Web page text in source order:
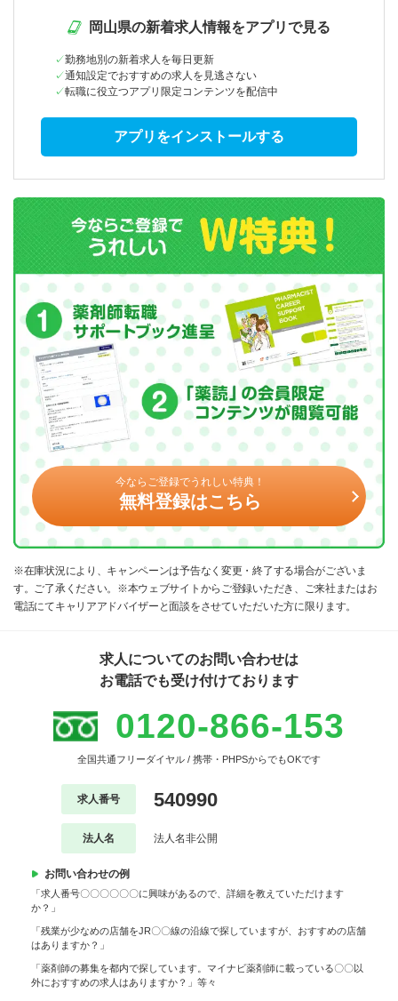
岡山県の新着求人情報をアプリで見る
勤務地別の新着求人を毎日更新
通知設定でおすすめの求人を見逃さない
転職に役立つアプリ限定コンテンツを配信中
アプリをインストールする
今ならご登録でうれしい特典！
無料登録はこちら
※在庫状況により、キャンペーンは予告なく変更・終了する場合がございま
す。ご了承ください。※本ウェブサイトからご登録いただき、ご来社またはお
電話にてキャリアアドバイザーと面談をさせていただいた方に限ります。
求人についてのお問い合わせは
お電話でも受け付けております
0120-866-153
全国共通フリーダイヤル / 携帯・PHPSからでもOKです
求人番号 540990
法人名 法人名非公開
お問い合わせの例
「求人番号〇〇〇〇〇〇に興味があるので、詳細を教えていただけます
か？」
「残業が少なめの店舗をJR〇〇線の沿線で探していますが、おすすめの店舗
はありますか？」
「薬剤師の募集を都内で探しています。マイナビ薬剤師に載っている〇〇以
外におすすめの求人はありますか？」等々